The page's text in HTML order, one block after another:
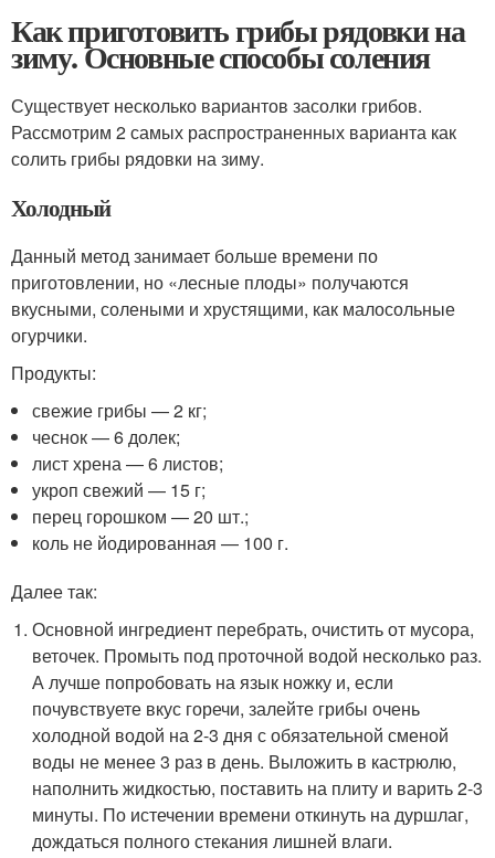
Как приготовить грибы рядовки на
зиму. Основные способы соления
Существует несколько вариантов засолки грибов.
Рассмотрим 2 самых распространенных варианта как
солить грибы рядовки на зиму.
Холодный
Данный метод занимает больше времени по
приготовлении, но «лесные плоды» получаются
вкусными, солеными и хрустящими, как малосольные
огурчики.
Продукты:
свежие грибы — 2 кг;
чеснок — 6 долек;
лист хрена — 6 листов;
укроп свежий — 15 г;
перец горошком — 20 шт.;
коль не йодированная — 100 г.
Далее так:
Основной ингредиент перебрать, очистить от мусора,
веточек. Промыть под проточной водой несколько раз.
А лучше попробовать на язык ножку и, если
почувствуете вкус горечи, залейте грибы очень
холодной водой на 2-3 дня с обязательной сменой
воды не менее 3 раз в день. Выложить в кастрюлю,
наполнить жидкостью, поставить на плиту и варить 2-3
минуты. По истечении времени откинуть на дуршлаг,
дождаться полного стекания лишней влаги.